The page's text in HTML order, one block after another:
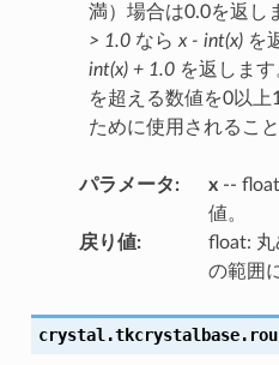
満）場合は0.0を返し
> 1.0なら x - int(x)を
int(x) + 1.0を返します
を超える数値を0以
ために使用されるこ
パラメータ: x--
値。
戻り値:
float: 丸
の範囲
crystal.tkcrystalbase.